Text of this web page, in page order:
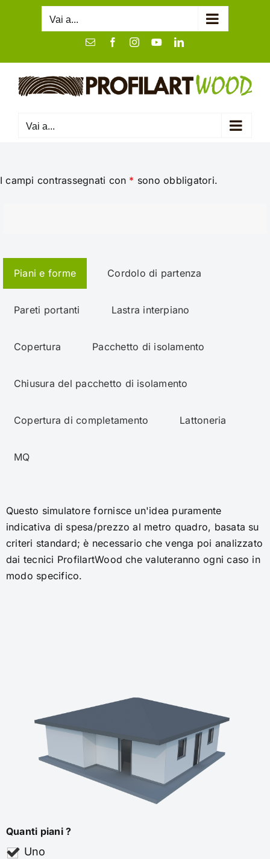
Vai a...
Email FacebookInstagramYouTube
LinkedIn
Vai a...
I campi contrassegnati con * sono obbligatori.
Piani e forme Cordolo di partenza
Pareti portanti Lastra interpiano
Copertura Pacchetto di isolamento
Chiusura del pacchetto di isolamento
Copertura di completamento Lattoneria
MQ
Questo simulatore fornisce un'idea puramente
indicativa di spesa/prezzo al metro quadro, basata su
criteri standard; è necessario che venga poi analizzato
dai tecnici ProfilartWood che valuteranno ogni caso in
modo specifico.
Quanti piani ?
Uno